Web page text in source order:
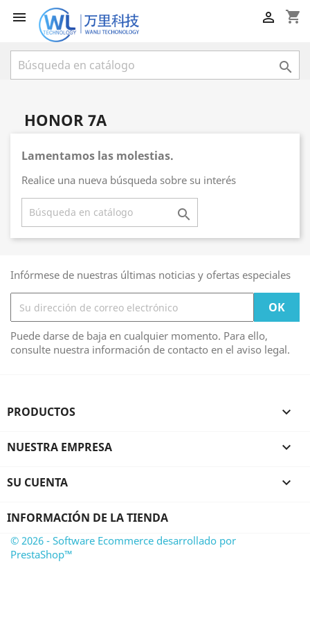
 shopping_cart


HONOR 7A
Lamentamos las molestias.
Realice una nueva búsqueda sobre su interés

Infórmese de nuestras últimas noticias y ofertas especiales
Puede darse de baja en cualquier momento. Para ello,
consulte nuestra información de contacto en el aviso legal.
PRODUCTOS 
NUESTRA EMPRESA 
SU CUENTA 
INFORMACIÓN DE LA TIENDA
© 2026 - Software Ecommerce desarrollado por
PrestaShop™